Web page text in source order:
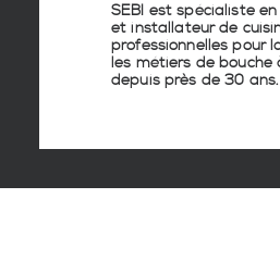
SEBI est spécialiste
et installateur de
professionnelles pour
les métiers de bouche
depuis près de 30 ans.